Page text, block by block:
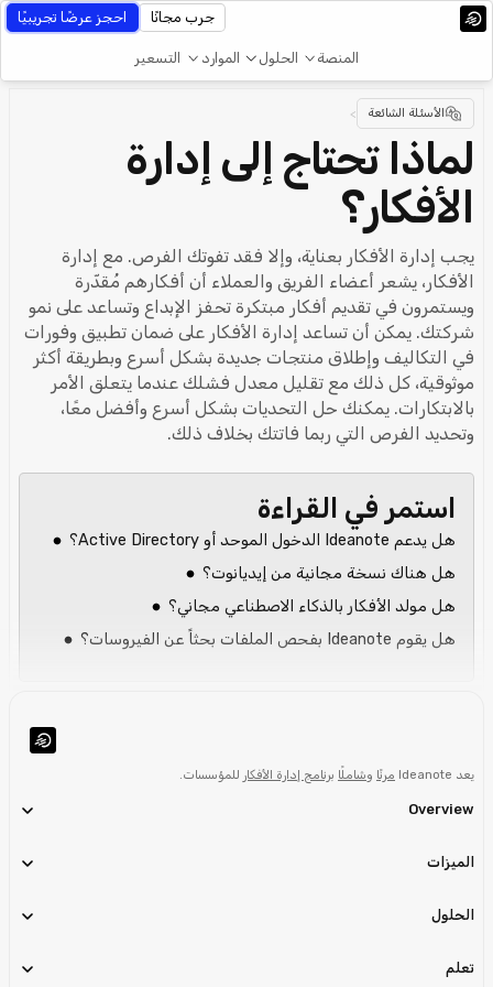
المنصة الحلول الموارد التسعير
جرب مجانًا احجز عرضًا تجريبيًا
الأسئلة الشائعة >
لماذا تحتاج إلى إدارة
الأفكار؟
يجب إدارة الأفكار بعناية، وإلا فقد تفوتك الفرص. مع إدارة
الأفكار، يشعر أعضاء الفريق والعملاء أن أفكارهم مُقدّرة
ويستمرون في تقديم أفكار مبتكرة تحفز الإبداع وتساعد على نمو
شركتك. يمكن أن تساعد إدارة الأفكار على ضمان تطبيق وفورات
في التكاليف وإطلاق منتجات جديدة بشكل أسرع وبطريقة أكثر
موثوقية، كل ذلك مع تقليل معدل فشلك عندما يتعلق الأمر
بالابتكارات. يمكنك حل التحديات بشكل أسرع وأفضل معًا،
وتحديد الفرص التي ربما فاتتك بخلاف ذلك.
استمر في القراءة
هل يدعم Ideanote الدخول الموحد أو Active Directory؟
هل هناك نسخة مجانية من إيديانوت؟
هل مولد الأفكار بالذكاء الاصطناعي مجاني؟
هل يقوم Ideanote بفحص الملفات بحثاً عن الفيروسات؟
يعد Ideanote مرنًا وشاملًا برنامج إدارة الأفكار للمؤسسات.
Overview
الميزات
الحلول
تعلم